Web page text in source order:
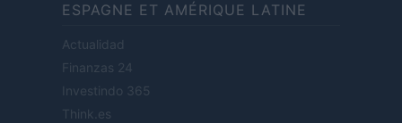
ESPAGNE ET AMÉRIQUE LATINE
Actualidad
Finanzas 24
Investindo 365
Think.es